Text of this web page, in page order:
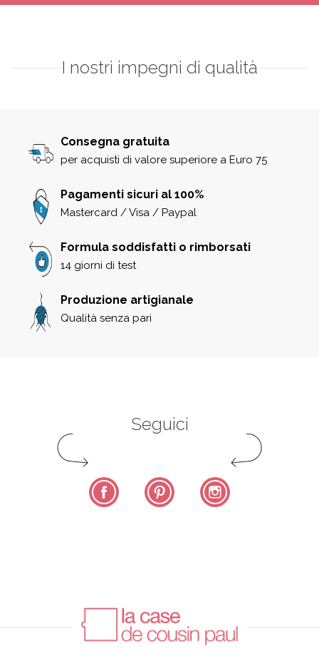
I nostri impegni di qualità
Consegna gratuita
per acquisti di valore superiore a Euro 75
Pagamenti sicuri al 100%
Mastercard / Visa / Paypal
Formula soddisfatti o rimborsati
14 giorni di test
Produzione artigianale
Qualità senza pari
Seguici
Facebook Pinterest